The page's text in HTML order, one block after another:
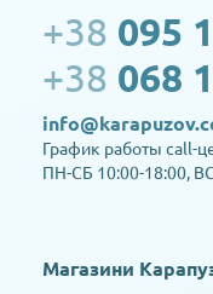
+38 095
+38 068
График работы call-
ПН-СБ 10:00-18:00,
Магазини